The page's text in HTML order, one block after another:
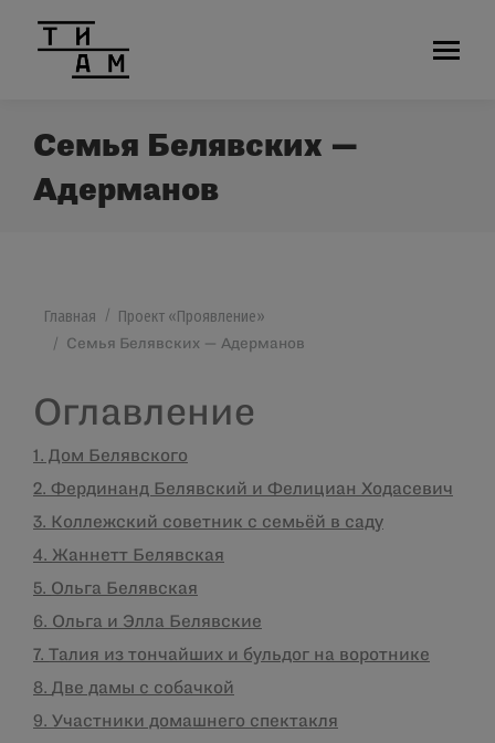
Семья Белявских —
Адерманов
Вы здесь:
Главная Проект «Проявление»
Семья Белявских — Адерманов
Оглавление
1. Дом Белявского
2. Фердинанд Белявский и Фелициан Ходасевич
3. Коллежский советник с семьёй в саду
4. Жаннетт Белявская
5. Ольга Белявская
6. Ольга и Элла Белявские
7. Талия из тончайших и бульдог на воротнике
8. Две дамы с собачкой
9. Участники домашнего спектакля